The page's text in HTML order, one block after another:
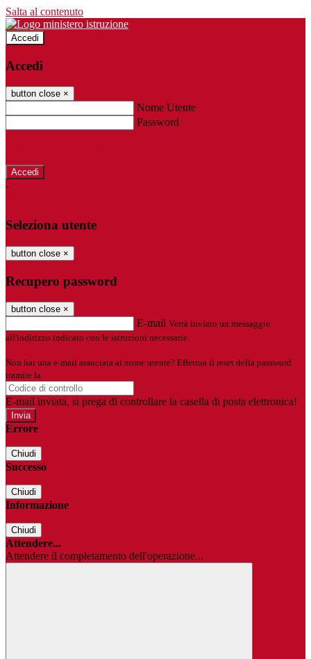
Salta al contenuto
Accedi
Accedi
button close ×
Nome Utente
Password
-
Seleziona utente
button close ×
Recupero password
button close ×
E-mail Verrà inviato un messaggio
all'indirizzo indicato con le istruzioni necessarie.
Non hai una e-mail associata al nome utente? Effettua il reset della password
tramite la
E-mail inviata, si prega di controllare la casella di posta elettronica!
Errore
Chiudi
Successo
Chiudi
Informazione
Chiudi
Attendere...
Attendere il completamento dell'operazione...